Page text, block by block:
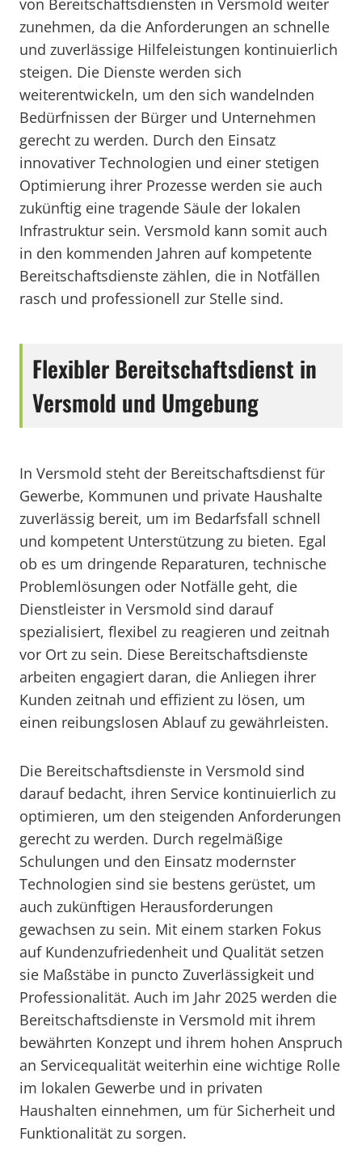
von Bereitschaftsdiensten in Versmold weiter
zunehmen, da die Anforderungen an schnelle
und zuverlässige Hilfeleistungen kontinuierlich
steigen. Die Dienste werden sich
weiterentwickeln, um den sich wandelnden
Bedürfnissen der Bürger und Unternehmen
gerecht zu werden. Durch den Einsatz
innovativer Technologien und einer stetigen
Optimierung ihrer Prozesse werden sie auch
zukünftig eine tragende Säule der lokalen
Infrastruktur sein. Versmold kann somit auch
in den kommenden Jahren auf kompetente
Bereitschaftsdienste zählen, die in Notfällen
rasch und professionell zur Stelle sind.
Flexibler Bereitschaftsdienst in
Versmold und Umgebung
In Versmold steht der Bereitschaftsdienst für
Gewerbe, Kommunen und private Haushalte
zuverlässig bereit, um im Bedarfsfall schnell
und kompetent Unterstützung zu bieten. Egal
ob es um dringende Reparaturen, technische
Problemlösungen oder Notfälle geht, die
Dienstleister in Versmold sind darauf
spezialisiert, flexibel zu reagieren und zeitnah
vor Ort zu sein. Diese Bereitschaftsdienste
arbeiten engagiert daran, die Anliegen ihrer
Kunden zeitnah und effizient zu lösen, um
einen reibungslosen Ablauf zu gewährleisten.
Die Bereitschaftsdienste in Versmold sind
darauf bedacht, ihren Service kontinuierlich zu
optimieren, um den steigenden Anforderungen
gerecht zu werden. Durch regelmäßige
Schulungen und den Einsatz modernster
Technologien sind sie bestens gerüstet, um
auch zukünftigen Herausforderungen
gewachsen zu sein. Mit einem starken Fokus
auf Kundenzufriedenheit und Qualität setzen
sie Maßstäbe in puncto Zuverlässigkeit und
Professionalität. Auch im Jahr 2025 werden die
Bereitschaftsdienste in Versmold mit ihrem
bewährten Konzept und ihrem hohen Anspruch
an Servicequalität weiterhin eine wichtige Rolle
im lokalen Gewerbe und in privaten
Haushalten einnehmen, um für Sicherheit und
Funktionalität zu sorgen.